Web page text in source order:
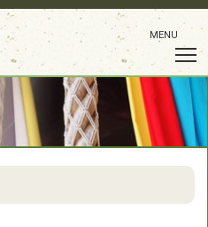
MENU